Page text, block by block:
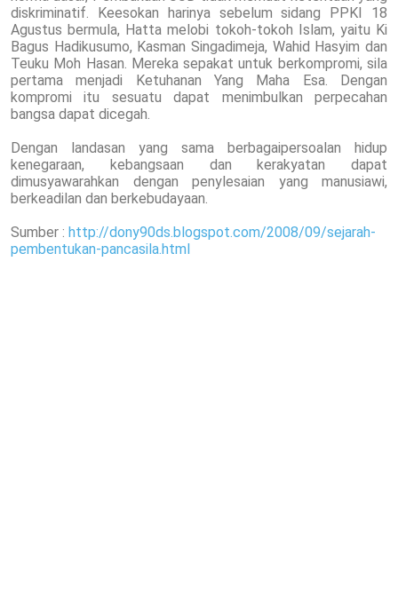
diskriminatif. Keesokan harinya sebelum sidang PPKI 18
Agustus bermula, Hatta melobi tokoh-tokoh Islam, yaitu Ki
Bagus Hadikusumo, Kasman Singadimeja, Wahid Hasyim dan
Teuku Moh Hasan. Mereka sepakat untuk berkompromi, sila
pertama menjadi Ketuhanan Yang Maha Esa. Dengan
kompromi itu sesuatu dapat menimbulkan perpecahan
bangsa dapat dicegah.
Dengan landasan yang sama berbagaipersoalan hidup
kenegaraan, kebangsaan dan kerakyatan dapat
dimusyawarahkan dengan penylesaian yang manusiawi,
berkeadilan dan berkebudayaan.
Sumber : http://dony90ds.blogspot.com/2008/09/sejarah-
pembentukan-pancasila.html